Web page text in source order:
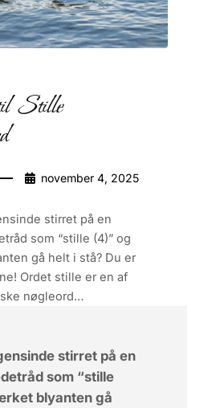
Stille
november 4, 2025
stirret på en
som “stille (4)” og
gå helt i stå? Du er
Ordet stille er en af
nøgle­ord…
stirret på en
som “stille
blyanten gå